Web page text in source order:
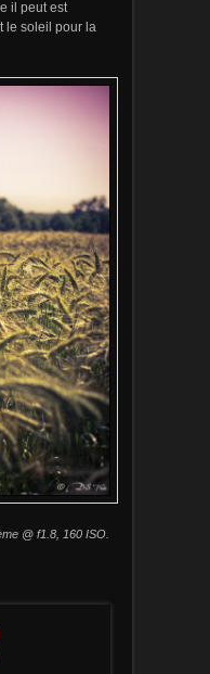
il peut est
le soleil pour la
@ f1.8, 160 ISO.